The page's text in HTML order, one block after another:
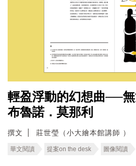
輕盈浮動的幻想曲──
布魯諾．莫那利
撰文 莊世瑩（小大繪本館講師 ）
華文閱讀 提案on the desk 圖像閱讀